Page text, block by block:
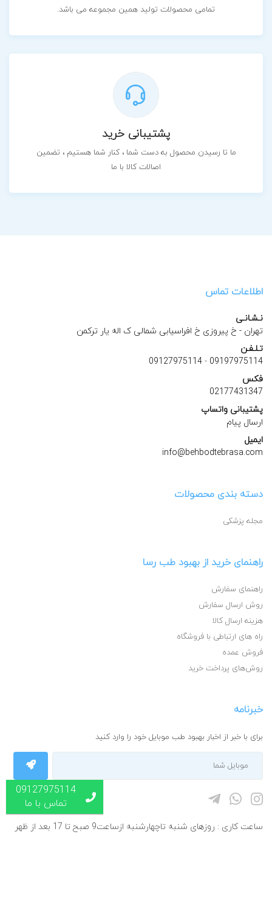
تمامی محصولات تولید همین مجموعه می باشد.
پشتیبانی خرید
ما تا رسیدن محصول به دست شما ، کنار شما هستیم ، تضمین
اصالات کالا با ما
اطلاعات تماس
نـشـانـی
تهران - خ پیروزی خ افراسیابی شمالی ک اله یار ترکمن
تـلـفـن
09197975114
-
09127975114
فکس
02177431347
پشتیبانی واتساپ
ارسال پیام
ایمیل
info@behbodtebrasa.com
دسته بندی محصولات
مجله پزشکی
راهنمای خرید از بهبود طب رسا
راهنمای سفارش
روش ارسال سفارش
هزینه ارسال کالا
راه های ارتباطی با فروشگاه
فروش عمده
روش‌های پرداخت خرید
خبرنامه
برای با خبر از اخبار بهبود طب موبایل خود را وارد کنید
ساعت کاری : روزهای شنبه تاچهارشنبه ازساعت9 صبح تا 17 بعد از ظهر
09127975114
تماس با ما